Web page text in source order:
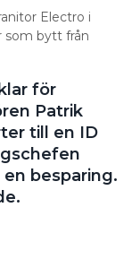
Näsström är
marknadschef
hos Varberg
Energi. Foto:
Lars-Göran
Hedin
Electro i
som bytt från
för
Patrik
till en ID
besparing.